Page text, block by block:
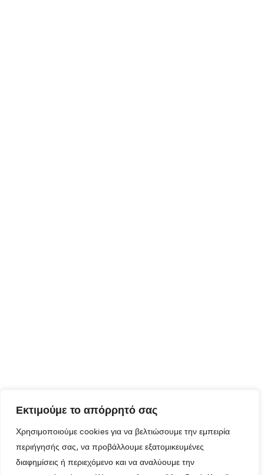
Εκτιμούμε το απόρρητό σας
Χρησιμοποιούμε cookies για να βελτιώσουμε την εμπειρία
περιήγησής σας, να προβάλλουμε εξατομικευμένες
διαφημίσεις ή περιεχόμενο και να αναλύουμε την